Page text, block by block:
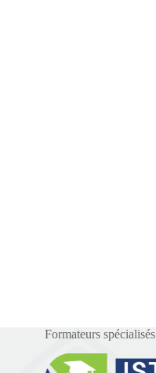
Formateurs spécialisés